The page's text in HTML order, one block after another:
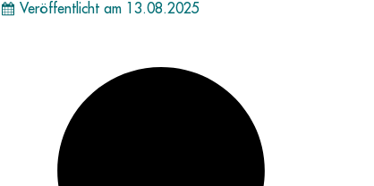
Veröffentlicht am 13.08.2025